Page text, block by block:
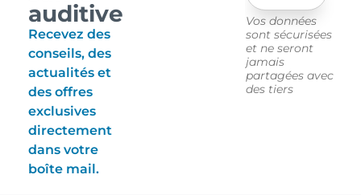
auditive
Recevez des
conseils, des
actualités et
des offres
exclusives
directement
dans votre
boîte mail.
Vos données
sont sécurisées
et ne seront
jamais
partagées avec
des tiers